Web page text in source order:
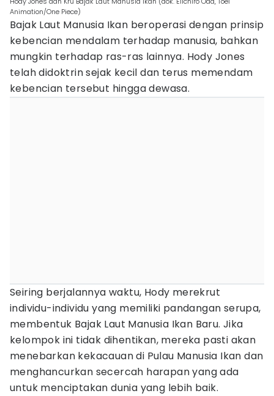
Animation/One Piece)
Bajak Laut Manusia Ikan beroperasi dengan prinsip
kebencian mendalam terhadap manusia, bahkan
mungkin terhadap ras-ras lainnya. Hody Jones
telah didoktrin sejak kecil dan terus memendam
kebencian tersebut hingga dewasa.
Seiring berjalannya waktu, Hody merekrut
individu-individu yang memiliki pandangan serupa,
membentuk Bajak Laut Manusia Ikan Baru. Jika
kelompok ini tidak dihentikan, mereka pasti akan
menebarkan kekacauan di Pulau Manusia Ikan dan
menghancurkan secercah harapan yang ada
untuk menciptakan dunia yang lebih baik.